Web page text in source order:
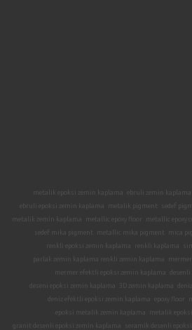
metalik epoksi zemin kaplama ebruli zemin kaplama
ebruli epoksi zemin kaplama
metalik pigment sedef
metalik zemin kaplama
metallic epoxy floor metallic epoxy
sedef mika pigment
metallic mika pigment mica
renkli epoksi zemin kaplama
renkli kaplama
parlak zemin kaplama renkli zemin kaplama
mermer efektli epoksi zemin kaplama desenli
deseni epoksi zemin kaplama
3D zemin kaplama
deniz efektli epoksi zemin kaplama epoxy floor
epoksi metalik zemin kaplama
metalik
granit desenli epoksi zemin kaplama
seramik desenli